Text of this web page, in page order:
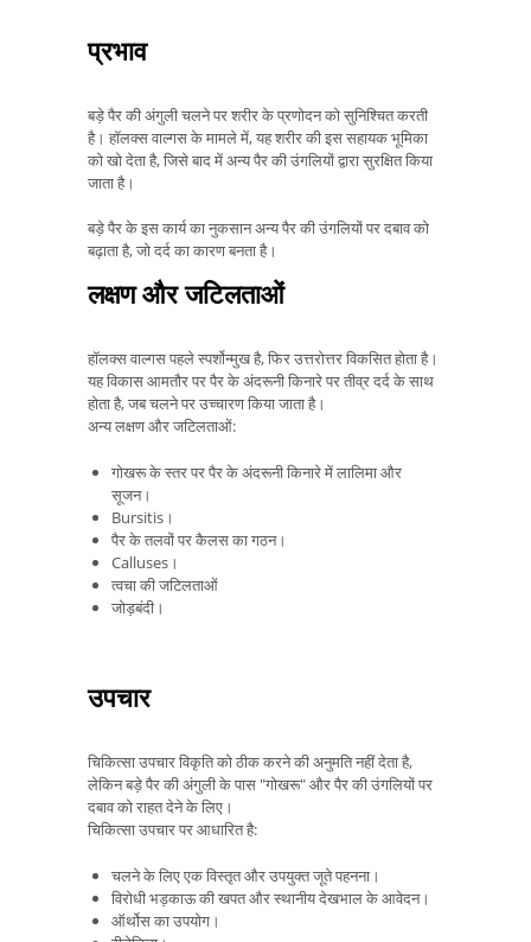
प्रभाव
बड़े पैर की अंगुली चलने पर शरीर के प्रणोदन को सुनिश्चित करती
है। हॉलक्स वाल्गस के मामले में, यह शरीर की इस सहायक भूमिका
को खो देता है, जिसे बाद में अन्य पैर की उंगलियों द्वारा सुरक्षित किया
जाता है।
बड़े पैर के इस कार्य का नुकसान अन्य पैर की उंगलियों पर दबाव को
बढ़ाता है, जो दर्द का कारण बनता है।
लक्षण और जटिलताओं
हॉलक्स वाल्गस पहले स्पर्शोन्मुख है, फिर उत्तरोत्तर विकसित होता है।
यह विकास आमतौर पर पैर के अंदरूनी किनारे पर तीव्र दर्द के साथ
होता है, जब चलने पर उच्चारण किया जाता है।
अन्य लक्षण और जटिलताओं:
गोखरू के स्तर पर पैर के अंदरूनी किनारे में लालिमा और
सूजन।
Bursitis।
पैर के तलवों पर कैलस का गठन।
Calluses।
त्वचा की जटिलताओं
जोड़बंदी।
उपचार
चिकित्सा उपचार विकृति को ठीक करने की अनुमति नहीं देता है,
लेकिन बड़े पैर की अंगुली के पास "गोखरू" और पैर की उंगलियों पर
दबाव को राहत देने के लिए।
चिकित्सा उपचार पर आधारित है:
चलने के लिए एक विस्तृत और उपयुक्त जूते पहनना।
विरोधी भड़काऊ की खपत और स्थानीय देखभाल के आवेदन।
ऑर्थोस का उपयोग।